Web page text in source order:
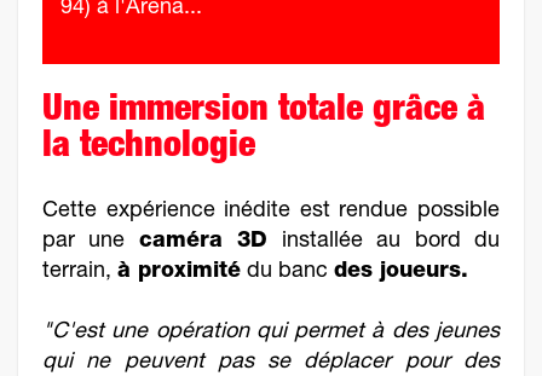
94) à l'Arena...
Une immersion totale grâce à
la technologie
Cette expérience inédite est rendue possible
par une caméra 3D installée au bord du
terrain, à proximité du banc des joueurs.
"C'est une opération qui permet à des jeunes
qui ne peuvent pas se déplacer pour des